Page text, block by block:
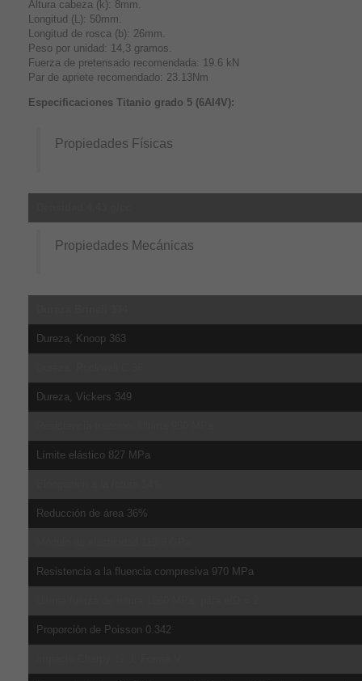
Altura cabeza (k): 8mm.
Longitud (L): 50mm.
Longitud de rosca (b): 26mm.
Peso por unidad: 14,3 gramos.
Fuerza de pretensado recomendada: 19.6 kN
Par de apriete recomendado: 23.13Nm
Especificaciones Titanio grado 5 (6Al4V):
Propiedades Físicas
Propiedades Mecánicas
Dureza, Knoop 363
Dureza, Vickers 349
Límite elástico 827 MPa
Reducción de área 36%
Resistencia a la fluencia compresiva 970 MPa
Proporción de Poisson 0.342